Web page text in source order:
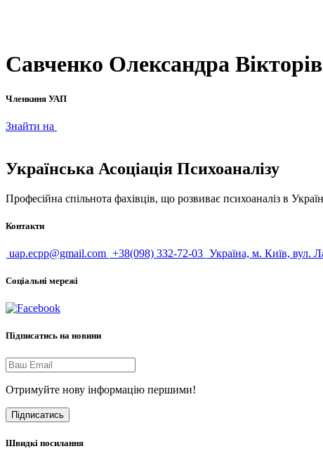
Савченко Олександра
Членкиня УАП
Знайти на
Українська Асоціація Психоаналізу
Професійна спільнота фахівців, що розвиває психоаналіз в
Контакти
uap.ecpp@gmail.com +38(098) 332-72-03 Україна, м. Київ, вул.
Соціальні мережі
Підписатись на новини
Отримуйте нову інформацію першими!
Підписатись
Швидкі посилання